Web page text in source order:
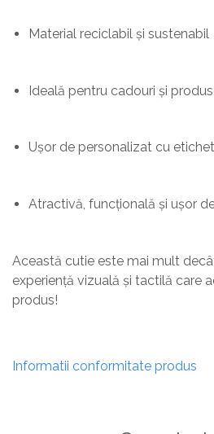
Material reciclabil și sustenabil
Ideală pentru cadouri și
Ușor de personalizat cu
Atractivă, funcțională și ușor
Această cutie este mai mult
experiență vizuală și tactilă care
produs!
Informatii conformitate produs